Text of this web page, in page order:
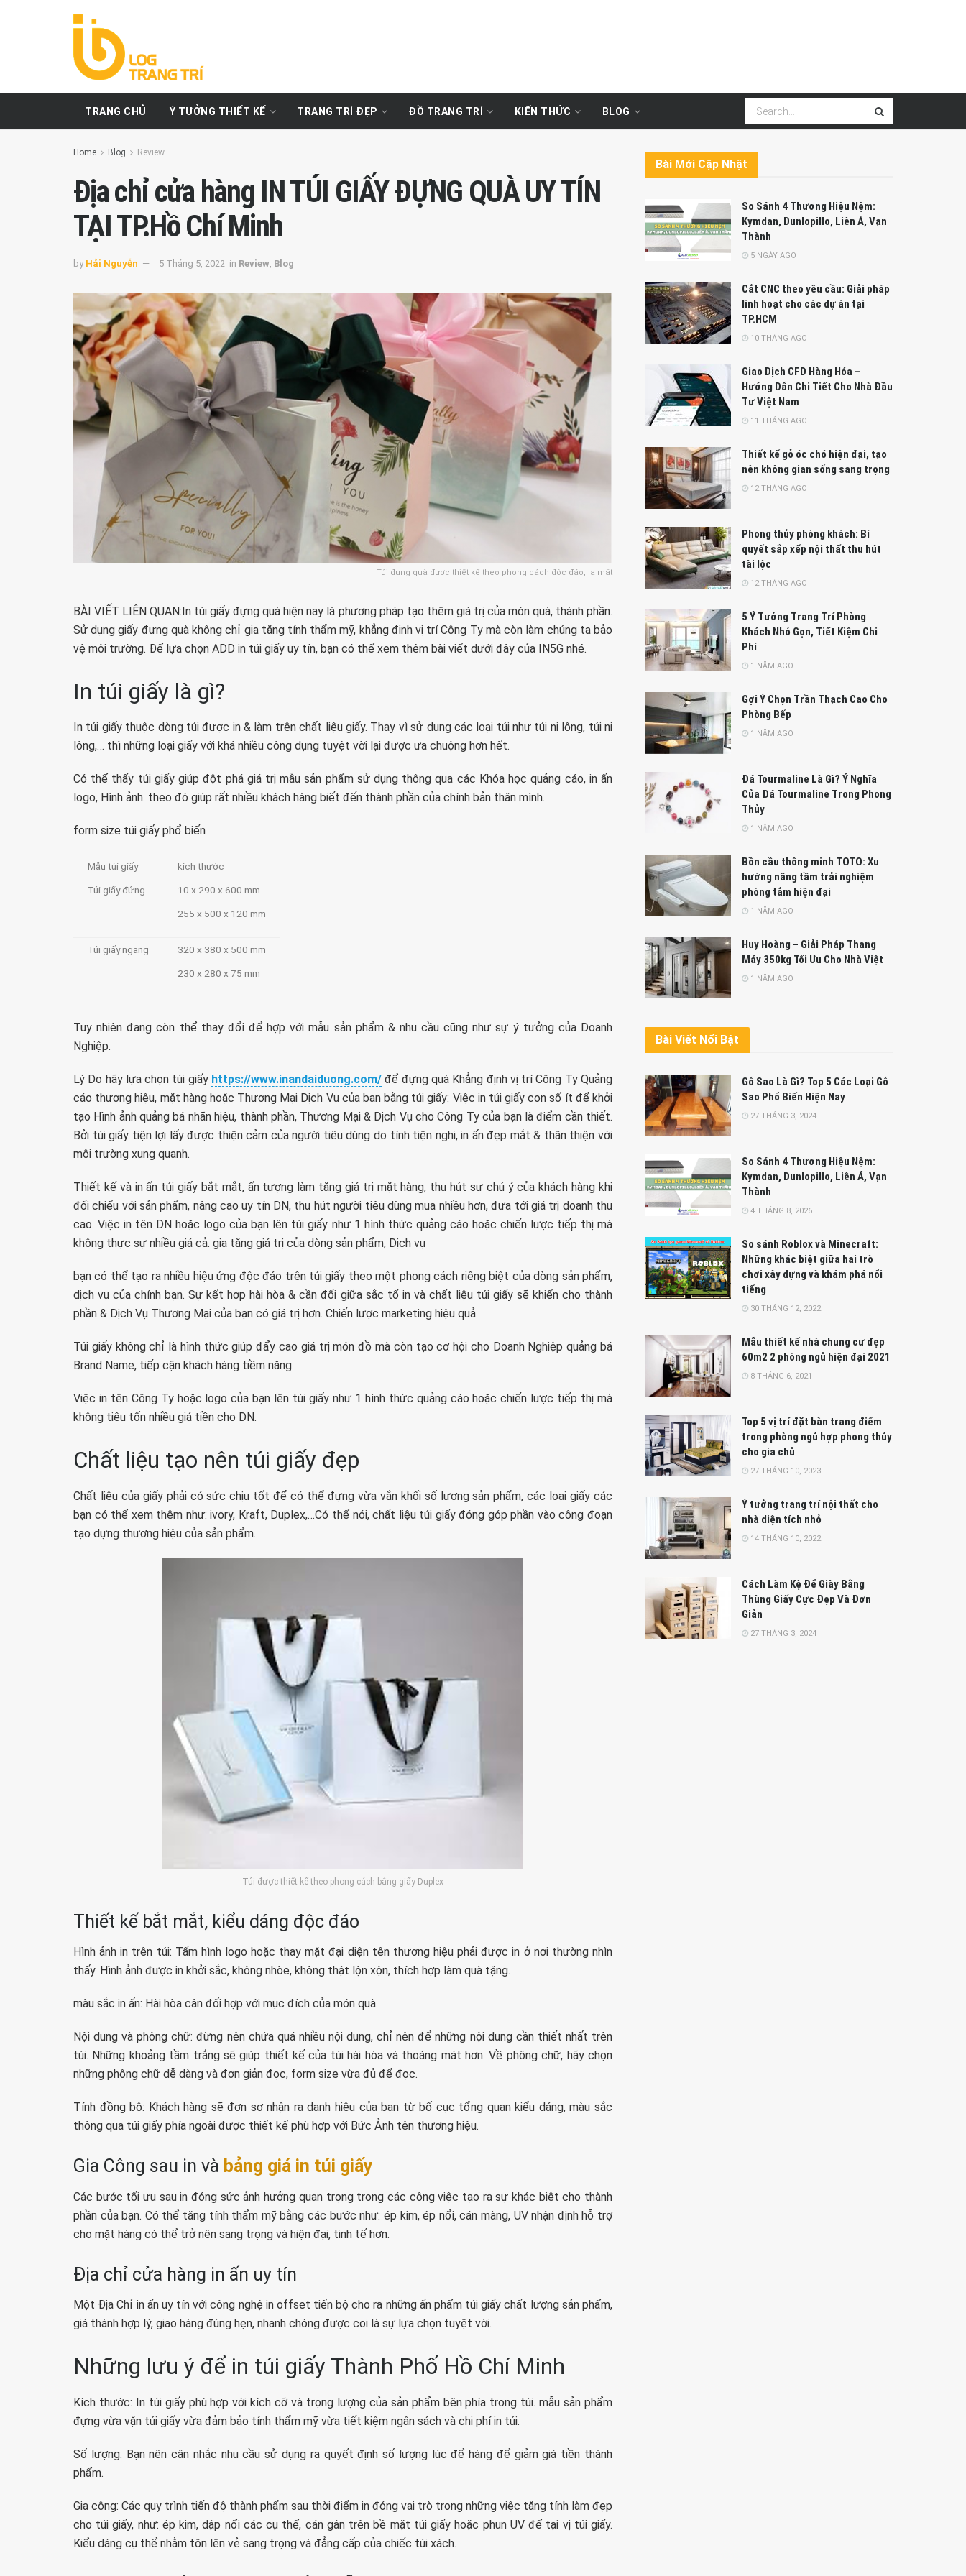
TRANG CHỦ Ý TƯỞNG THIẾT KẾ TRANG TRÍ ĐẸP ĐỒ TRANG TRÍ KIẾN THỨC BLOG
Home Blog Review
Địa chỉ cửa hàng IN TÚI GIẤY ĐỰNG QUÀ UY TÍN
TẠI TP.Hồ Chí Minh
by Hải Nguyễn 5 Tháng 5, 2022 in Review Blog
Túi đựng quà được thiết kế theo phong cách độc đáo, lạ mắt
BÀI VIẾT LIÊN QUAN:In túi giấy đựng quà hiện nay là phương pháp tạo thêm giá trị của món quà, thành phần.
Sử dụng giấy đựng quà không chỉ gia tăng tính thẩm mỹ, khẳng định vị trí Công Ty mà còn làm chúng ta bảo
vệ môi trường. Để lựa chọn ADD in túi giấy uy tín, bạn có thể xem thêm bài viết dưới đây của IN5G nhé.
In túi giấy là gì?
In túi giấy thuộc dòng túi được in & làm trên chất liệu giấy. Thay vì sử dụng các loại túi như túi ni lông, túi ni
lông,… thì những loại giấy với khá nhiều công dụng tuyệt vời lại được ưa chuộng hơn hết.
Có thể thấy túi giấy giúp đột phá giá trị mẫu sản phẩm sử dụng thông qua các Khóa học quảng cáo, in ấn
logo, Hình ảnh. theo đó giúp rất nhiều khách hàng biết đến thành phần của chính bản thân mình.
form size túi giấy phổ biến
Mẫu túi giấy kích thước
Túi giấy đứng 10 x 290 x 600 mm
255 x 500 x 120 mm
Túi giấy ngang 320 x 380 x 500 mm
230 x 280 x 75 mm
Tuy nhiên đang còn thể thay đổi để hợp với mẫu sản phẩm & nhu cầu cũng như sự ý tưởng của Doanh
Nghiệp.
Lý Do hãy lựa chọn túi giấy https://www.inandaiduong.com/ để đựng quà Khẳng định vị trí Công Ty Quảng
cáo thương hiệu, mặt hàng hoặc Thương Mại Dịch Vụ của bạn bằng túi giấy: Việc in túi giấy con số ít để khởi
tạo Hình ảnh quảng bá nhãn hiệu, thành phần, Thương Mại & Dịch Vụ cho Công Ty của bạn là điểm cần thiết.
Bởi túi giấy tiện lợi lấy được thiện cảm của người tiêu dùng do tính tiện nghi, in ấn đẹp mắt & thân thiện với
môi trường xung quanh.
Thiết kế và in ấn túi giấy bắt mắt, ấn tượng làm tăng giá trị mặt hàng, thu hút sự chú ý của khách hàng khi
đối chiếu với sản phẩm, nâng cao uy tín DN, thu hút người tiêu dùng mua nhiều hơn, đưa tới giá trị doanh thu
cao. Việc in tên DN hoặc logo của bạn lên túi giấy như 1 hình thức quảng cáo hoặc chiến lược tiếp thị mà
không thực sự nhiều giá cả. gia tăng giá trị của dòng sản phẩm, Dịch vụ
bạn có thể tạo ra nhiều hiệu ứng độc đáo trên túi giấy theo một phong cách riêng biệt của dòng sản phẩm,
dịch vụ của chính bạn. Sự kết hợp hài hòa & cần đối giữa sắc tố in và chất liệu túi giấy sẽ khiến cho thành
phần & Dịch Vụ Thương Mại của bạn có giá trị hơn. Chiến lược marketing hiệu quả
Túi giấy không chỉ là hình thức giúp đẩy cao giá trị món đồ mà còn tạo cơ hội cho Doanh Nghiệp quảng bá
Brand Name, tiếp cận khách hàng tiềm năng
Việc in tên Công Ty hoặc logo của bạn lên túi giấy như 1 hình thức quảng cáo hoặc chiến lược tiếp thị mà
không tiêu tốn nhiều giá tiền cho DN.
Chất liệu tạo nên túi giấy đẹp
Chất liệu của giấy phải có sức chịu tốt để có thể đựng vừa vắn khối số lượng sản phẩm, các loại giấy các
bạn có thể xem thêm như: ivory, Kraft, Duplex,…Có thể nói, chất liệu túi giấy đóng góp phần vào công đoạn
tạo dựng thương hiệu của sản phẩm.
Túi được thiết kế theo phong cách bằng giấy Duplex
Thiết kế bắt mắt, kiểu dáng độc đáo
Hình ảnh in trên túi: Tấm hình logo hoặc thay mặt đại diện tên thương hiệu phải được in ở nơi thường nhìn
thấy. Hình ảnh được in khởi sắc, không nhòe, không thật lộn xộn, thích hợp làm quà tặng.
màu sắc in ấn: Hài hòa cân đối hợp với mục đích của món quà.
Nội dung và phông chữ: đừng nên chứa quá nhiều nội dung, chỉ nên để những nội dung cần thiết nhất trên
túi. Những khoảng tầm trắng sẽ giúp thiết kế của túi hài hòa và thoáng mát hơn. Về phông chữ, hãy chọn
những phông chữ dễ dàng và đơn giản đọc, form size vừa đủ để đọc.
Tính đồng bộ: Khách hàng sẽ đơn sơ nhận ra danh hiệu của bạn từ bố cục tổng quan kiểu dáng, màu sắc
thông qua túi giấy phía ngoài được thiết kế phù hợp với Bức Ảnh tên thương hiệu.
Gia Công sau in và bảng giá in túi giấy
Các bước tối ưu sau in đóng sức ảnh hưởng quan trọng trong các công việc tạo ra sự khác biệt cho thành
phần của bạn. Có thể tăng tính thẩm mỹ bằng các bước như: ép kim, ép nổi, cán màng, UV nhận định hỗ trợ
cho mặt hàng có thể trở nên sang trọng và hiện đại, tinh tế hơn.
Địa chỉ cửa hàng in ấn uy tín
Một Địa Chỉ in ấn uy tín với công nghệ in offset tiến bộ cho ra những ấn phẩm túi giấy chất lượng sản phẩm,
giá thành hợp lý, giao hàng đúng hẹn, nhanh chóng được coi là sự lựa chọn tuyệt vời.
Những lưu ý để in túi giấy Thành Phố Hồ Chí Minh
Kích thước: In túi giấy phù hợp với kích cỡ và trọng lượng của sản phẩm bên phía trong túi. mẫu sản phẩm
đựng vừa vặn túi giấy vừa đảm bảo tính thẩm mỹ vừa tiết kiệm ngân sách và chi phí in túi.
Số lượng: Bạn nên cân nhắc nhu cầu sử dụng ra quyết định số lượng lúc để hàng để giảm giá tiền thành
phẩm.
Gia công: Các quy trình tiến độ thành phẩm sau thời điểm in đóng vai trò trong những việc tăng tính làm đẹp
cho túi giấy, như: ép kim, dập nổi các cụ thể, cán gân trên bề mặt túi giấy hoặc phun UV để tại vị túi giấy.
Kiểu dáng cụ thể nhằm tôn lên vẻ sang trọng và đẳng cấp của chiếc túi xách.
Bài Mới Cập Nhật
So Sánh 4 Thương Hiệu Nệm:
Kymdan, Dunlopillo, Liên Á, Vạn
Thành
5 NGÀY AGO
Cắt CNC theo yêu cầu: Giải pháp
linh hoạt cho các dự án tại
TP.HCM
10 THÁNG AGO
Giao Dịch CFD Hàng Hóa –
Hướng Dẫn Chi Tiết Cho Nhà Đầu
Tư Việt Nam
11 THÁNG AGO
Thiết kế gỗ óc chó hiện đại, tạo
nên không gian sống sang trọng
12 THÁNG AGO
Phong thủy phòng khách: Bí
quyết sắp xếp nội thất thu hút
tài lộc
12 THÁNG AGO
5 Ý Tưởng Trang Trí Phòng
Khách Nhỏ Gọn, Tiết Kiệm Chi
Phí
1 NĂM AGO
Gợi Ý Chọn Trần Thạch Cao Cho
Phòng Bếp
1 NĂM AGO
Đá Tourmaline Là Gì? Ý Nghĩa
Của Đá Tourmaline Trong Phong
Thủy
1 NĂM AGO
Bồn cầu thông minh TOTO: Xu
hướng nâng tầm trải nghiệm
phòng tắm hiện đại
1 NĂM AGO
Huy Hoàng – Giải Pháp Thang
Máy 350kg Tối Ưu Cho Nhà Việt
1 NĂM AGO
Bài Viết Nổi Bật
Gỗ Sao Là Gì? Top 5 Các Loại Gỗ
Sao Phổ Biến Hiện Nay
27 THÁNG 3, 2024
So Sánh 4 Thương Hiệu Nệm:
Kymdan, Dunlopillo, Liên Á, Vạn
Thành
4 THÁNG 8, 2026
So sánh Roblox và Minecraft:
Những khác biệt giữa hai trò
chơi xây dựng và khám phá nổi
tiếng
30 THÁNG 12, 2022
Mẫu thiết kế nhà chung cư đẹp
60m2 2 phòng ngủ hiện đại 2021
8 THÁNG 6, 2021
Top 5 vị trí đặt bàn trang điểm
trong phòng ngủ hợp phong thủy
cho gia chủ
27 THÁNG 10, 2023
Ý tưởng trang trí nội thất cho
nhà diện tích nhỏ
14 THÁNG 10, 2022
Cách Làm Kệ Để Giày Bằng
Thùng Giấy Cực Đẹp Và Đơn
Giản
27 THÁNG 3, 2024